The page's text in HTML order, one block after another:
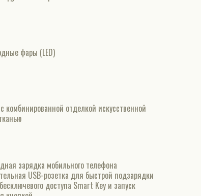
фары (LED)
комбинированной отделкой искусственной
зарядка мобильного телефона
USB-розетка для быстрой подзарядки
доступа Smart Key и запуск